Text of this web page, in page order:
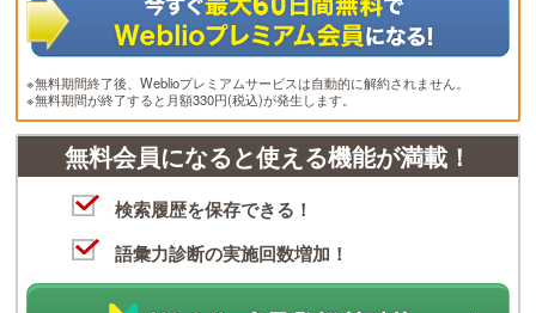
※無料期間終了後、Weblioプレミアムサービスは自動的に解約されません。
※無料期間が終了すると月額330円(税込)が発生します。
無料会員になると使える機能が満載！
検索履歴を保存できる！
語彙力診断の実施回数増加！